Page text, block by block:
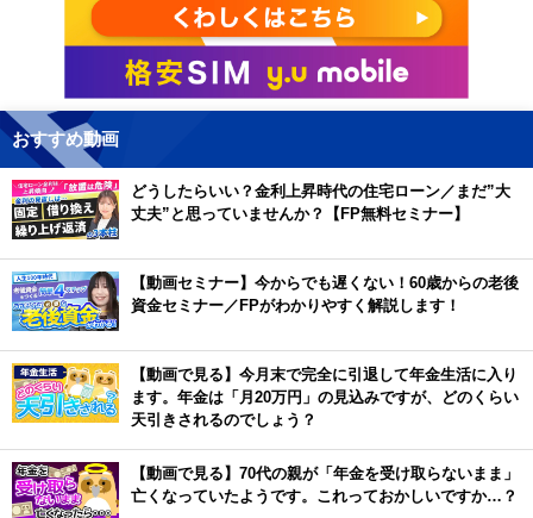
おすすめ動画
どうしたらいい？金利上昇時代の住宅ローン／まだ”大
丈夫”と思っていませんか？【FP無料セミナー】
【動画セミナー】今からでも遅くない！60歳からの老後
資金セミナー／FPがわかりやすく解説します！
【動画で見る】今月末で完全に引退して年金生活に入り
ます。年金は「月20万円」の見込みですが、どのくらい
天引きされるのでしょう？
【動画で見る】70代の親が「年金を受け取らないまま」
亡くなっていたようです。これっておかしいですか…？